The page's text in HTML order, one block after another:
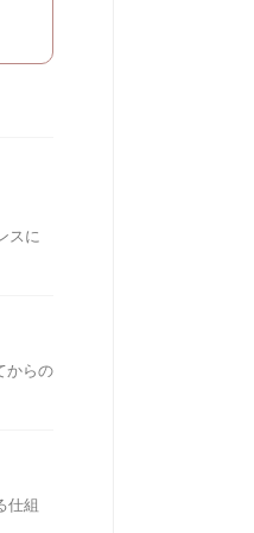
スに
からの
仕組